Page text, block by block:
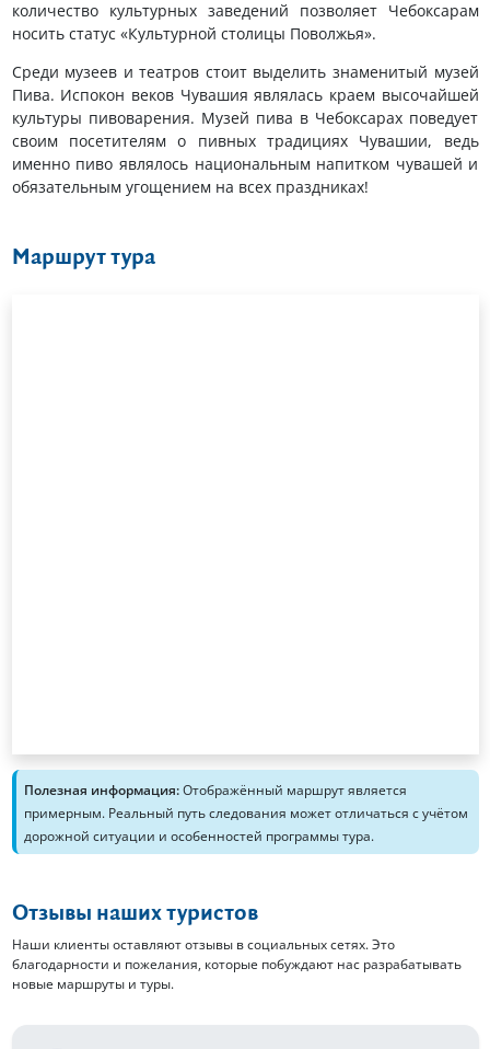
количество культурных заведений позволяет Чебоксарам
носить статус «Культурной столицы Поволжья».
Среди музеев и театров стоит выделить знаменитый музей
Пива. Испокон веков Чувашия являлась краем высочайшей
культуры пивоварения. Музей пива в Чебоксарах поведует
своим посетителям о пивных традициях Чувашии, ведь
именно пиво являлось национальным напитком чувашей и
обязательным угощением на всех праздниках!
Маршрут тура
Полезная информация:Отображённый маршрут является
примерным. Реальный путь следования может отличаться с учётом
дорожной ситуации и особенностей программы тура.
Отзывы наших туристов
Наши клиенты оставляют отзывы в социальных сетях. Это
благодарности и пожелания, которые побуждают нас разрабатывать
новые маршруты и туры.